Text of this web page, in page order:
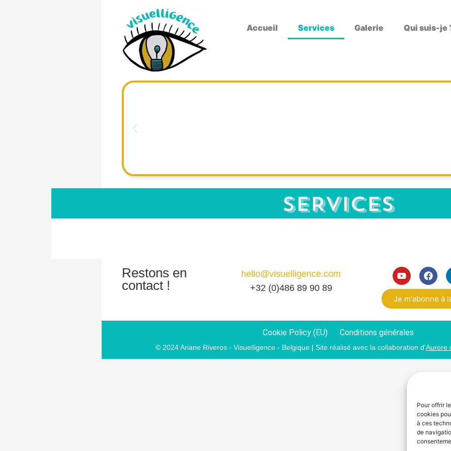
Pour offrir
cookies
à ces
de
Accueil Services Galerie Qui suis-je
Atelier d'initiation au
Ateliers en ligne ou en présentiel pour découvrir les outils de la
SERVICES
Restons en
contact !
hello@visuelligence.com
+32 (0)486 89 90 89
Je m'abonne à
Cookie Policy (EU) Conditions générales
© 2024 Ariane Riveros - Visuelligence - Belgique | Site réalisé avec la collaboration d'Aurore